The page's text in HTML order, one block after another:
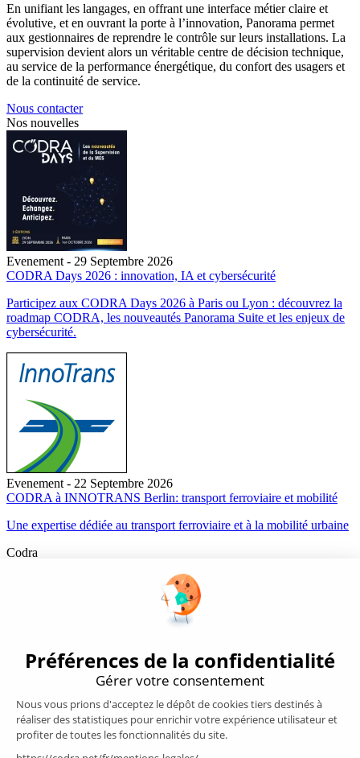
En unifiant les langages, en offrant une interface métier claire et
évolutive, et en ouvrant la porte à l’innovation, Panorama permet
aux gestionnaires de reprendre le contrôle sur leurs installations. La
supervision devient alors un véritable centre de décision technique,
au service de la performance énergétique, du confort des usagers et
de la continuité de service.
Nous contacter
Nos nouvelles
Evenement - 29 Septembre 2026
CODRA Days 2026 : innovation, IA et cybersécurité
Participez aux CODRA Days 2026 à Paris ou Lyon : découvrez la
roadmap CODRA, les nouveautés Panorama Suite et les enjeux de
cybersécurité.
Evenement - 22 Septembre 2026
CODRA à INNOTRANS Berlin: transport ferroviaire et mobilité
Une expertise dédiée au transport ferroviaire et à la mobilité urbaine
Codra
Éditeur des logiciels Panorama Suite et COOX Origin, CODRA est
également un acteur reconnu dans le secteur de l'ingénierie logicielle
Supervision/SCADA
Suivi énergie